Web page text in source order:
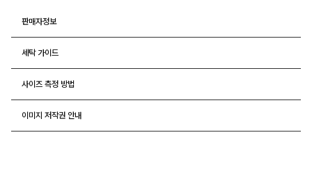
판매자정보
세탁 가이드
사이즈 측정 방법
이미지 저작권 안내